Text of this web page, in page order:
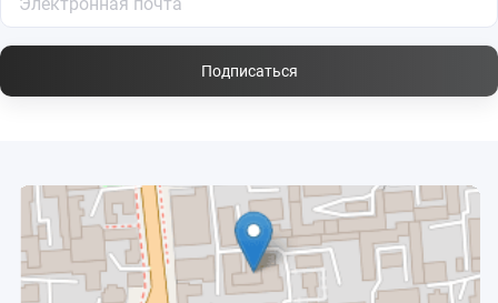
Подписаться